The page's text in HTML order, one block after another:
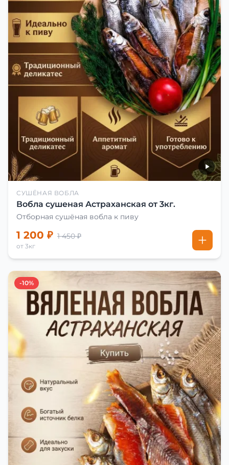
СУШЁНАЯ ВОБЛА
Вобла сушеная Астраханская от 3кг.
Отборная сушёная вобла к пиву
1 200 ₽ 1 450 ₽
от 3кг
-10%